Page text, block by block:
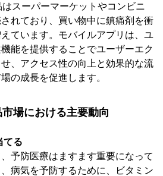
スーパーマーケットやコンビニ
れており、買い物中に鎮痛剤を衝
ています。モバイルアプリは、ユ
能を提供することでユーザーエク
、アクセス性の向上と効果的な流
の成長を促進します。
場における主要動向
てる
予防医療はますます重要になって
病気を予防するために、ビタミン